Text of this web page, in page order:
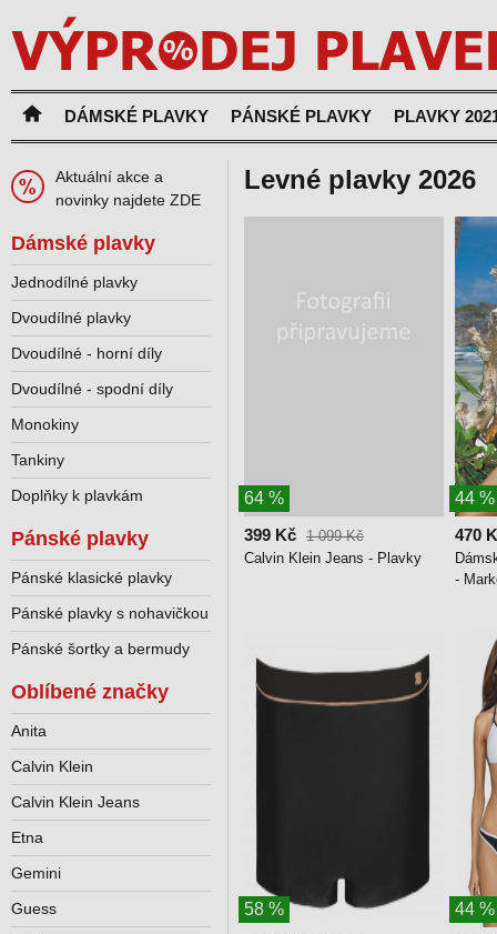
DÁMSKÉ PLAVKY PÁNSKÉ PLAVKY PLAVKY
Levné plavky 2026
64 %
399 Kč 1 099 Kč
Calvin Klein Jeans - Plavky
44 %
470
-
58 %
44 %
Aktuální akce a
novinky najdete ZDE
Dámské plavky
Jednodílné plavky
Dvoudílné plavky
Dvoudílné - horní díly
Dvoudílné - spodní díly
Monokiny
Tankiny
Doplňky k plavkám
Pánské plavky
Pánské klasické plavky
Pánské plavky s nohavičkou
Pánské šortky a bermudy
Oblíbené značky
Anita
Calvin Klein
Calvin Klein Jeans
Etna
Gemini
Guess